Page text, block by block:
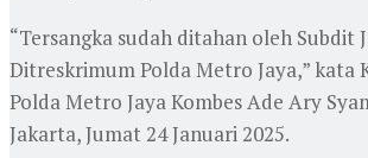
“Tersangka sudah ditahan oleh Subdit
Ditreskrimum Polda Metro Jaya,” kata
Polda Metro Jaya Kombes Ade Ary
Jakarta, Jumat 24 Januari 2025.